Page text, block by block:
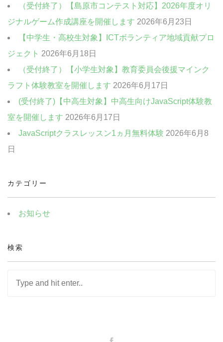
ウ
ィ
ド
で
開
ま
す)
て
く
さ
(新
し
ウ
ィ
ン
ド
で
開
ま
す)
（受付終了）【島原市コンテスト対応】2026年度オリ
ジナルゲーム作成講座を開催します 2026年6月23日
【中学生・高校生対象】ICTボランティア地域貢献プロ
ジェクト 2026年6月18日
（受付終了）【小学生対象】教育委員会後援マインク
ラフト体験教室を開催します 2026年6月17日
(受付終了)【中高生対象】中高生向けJavaScript体験教
室を開催します 2026年6月17日
JavaScriptクラスレッスン1ヵ月無料体験 2026年6月8
日
カテゴリー
お知らせ
検索